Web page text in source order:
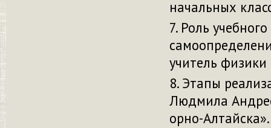
начальных
Роль
учитель
Этапы
Людмила
орно-Алтайска».